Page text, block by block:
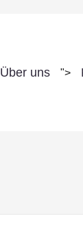
Über uns ">